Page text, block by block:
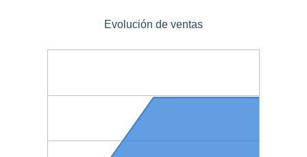
Evolución de ventas